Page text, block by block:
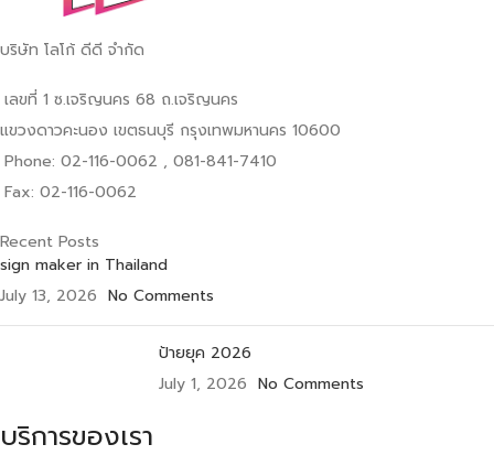
บริษัท โลโก้ ดีดี จำกัด
เลขที่ 1 ซ.เจริญนคร 68 ถ.เจริญนคร
แขวงดาวคะนอง เขตธนบุรี กรุงเทพมหานคร 10600
Phone: 02-116-0062 , 081-841-7410
Fax: 02-116-0062
Recent Posts
sign maker in Thailand
July 13, 2026 No Comments
ป้ายยุค 2026
July 1, 2026 No Comments
บริการของเรา